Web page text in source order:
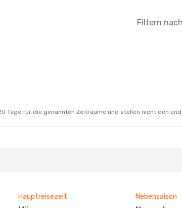
Filtern nach
Tage für die genannten Zeiträume und stellen nicht den
Hauptreisezeit Nebensaison